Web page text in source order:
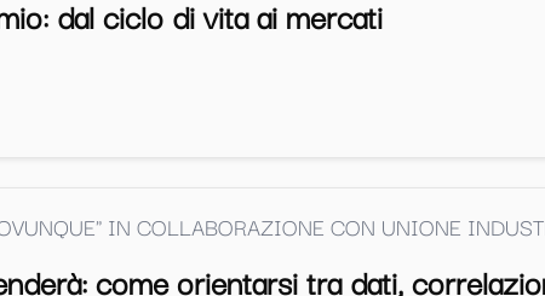
dal ciclo di vita ai mercati
IN COLLABORAZIONE CON UNIONE
come orientarsi tra dati,